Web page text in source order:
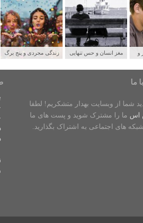
زندگی مجردی و پنج برگ
مغز انسان و حس تنهایی
و
ما
شما از وبسایت بهدار متشکریم! لطفا
اس ما را مشترک شوید و پست های ما
های اجتماعی به اشتراک بگذارید.